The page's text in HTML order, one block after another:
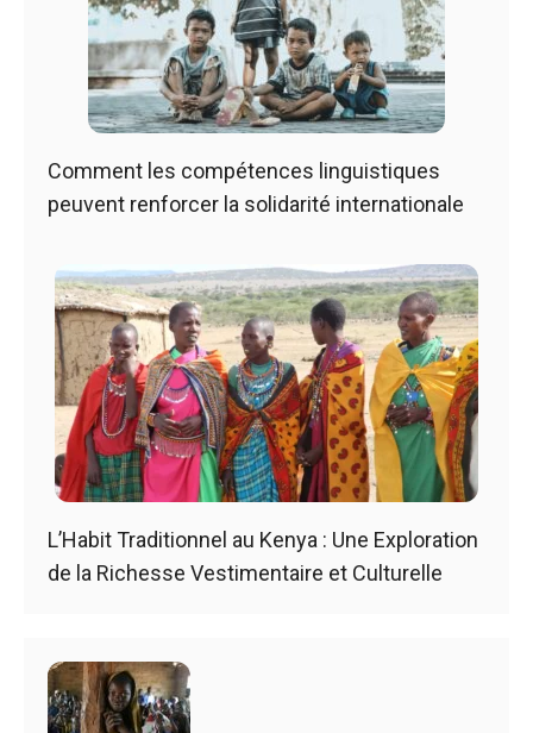
Comment les compétences linguistiques
peuvent renforcer la solidarité internationale
L’Habit Traditionnel au Kenya : Une Exploration
de la Richesse Vestimentaire et Culturelle